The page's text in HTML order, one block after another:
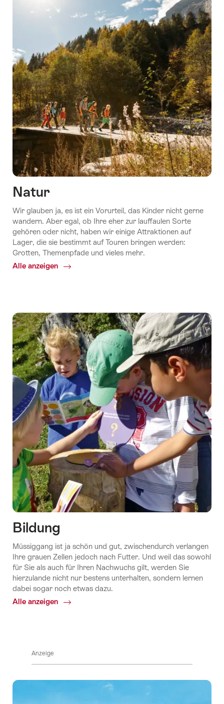
Natur
Wir glauben ja, es ist ein Vorurteil, das Kinder nicht gerne
wandern. Aber egal, ob Ihre eher zur lauffaulen Sorte
gehören oder nicht, haben wir einige Attraktionen auf
Lager, die sie bestimmt auf Touren bringen werden:
Grotten, Themenpfade und vieles mehr.
Alle anzeigen
Common.Of
Bildung
Müssiggang ist ja schön und gut, zwischendurch verlangen
Ihre grauen Zellen jedoch nach Futter. Und weil das sowohl
für Sie als auch für Ihren Nachwuchs gilt, werden Sie
hierzulande nicht nur bestens unterhalten, sondern lernen
dabei sogar noch etwas dazu.
Alle anzeigen
Common.Of
Anzeige